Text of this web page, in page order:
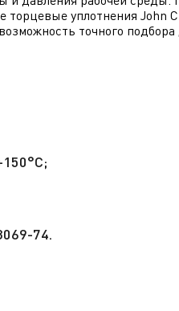
уплотнения John
точного
74.